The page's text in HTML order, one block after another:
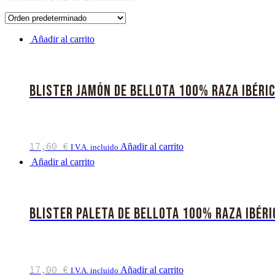
Añadir al carrito
Blister Jamón de Bellota 100% Raza
17,60 € I.V.A. incluido Añadir al carrito
Añadir al carrito
Blister Paleta de Bellota 100% Raza
17,00 € I.V.A. incluido Añadir al carrito